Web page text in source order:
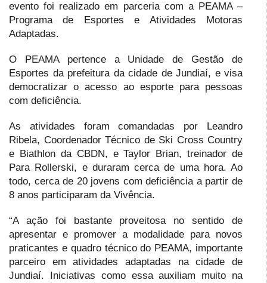
evento foi realizado em parceria com a PEAMA –
Programa de Esportes e Atividades Motoras
Adaptadas.
O PEAMA pertence a Unidade de Gestão de
Esportes da prefeitura da cidade de Jundiaí, e visa
democratizar o acesso ao esporte para pessoas
com deficiência.
As atividades foram comandadas por Leandro
Ribela, Coordenador Técnico de Ski Cross Country
e Biathlon da CBDN, e Taylor Brian, treinador de
Para Rollerski, e duraram cerca de uma hora. Ao
todo, cerca de 20 jovens com deficiência a partir de
8 anos participaram da Vivência.
“A ação foi bastante proveitosa no sentido de
apresentar e promover a modalidade para novos
praticantes e quadro técnico do PEAMA, importante
parceiro em atividades adaptadas na cidade de
Jundiaí. Iniciativas como essa auxiliam muito na